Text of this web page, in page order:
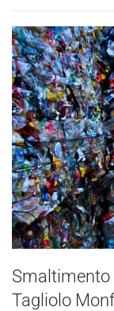
Smaltimento
Tagliolo